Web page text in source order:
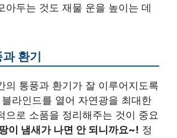
아두는 것도 재물 운을 높이는 데
환기
의 통풍과 환기가 잘 이루어지도록
라인드를 열어 자연광을 최대한
으로 소품을 정리해주는 것이 중요
이 냄새가 나면 안 되니까요~! 정